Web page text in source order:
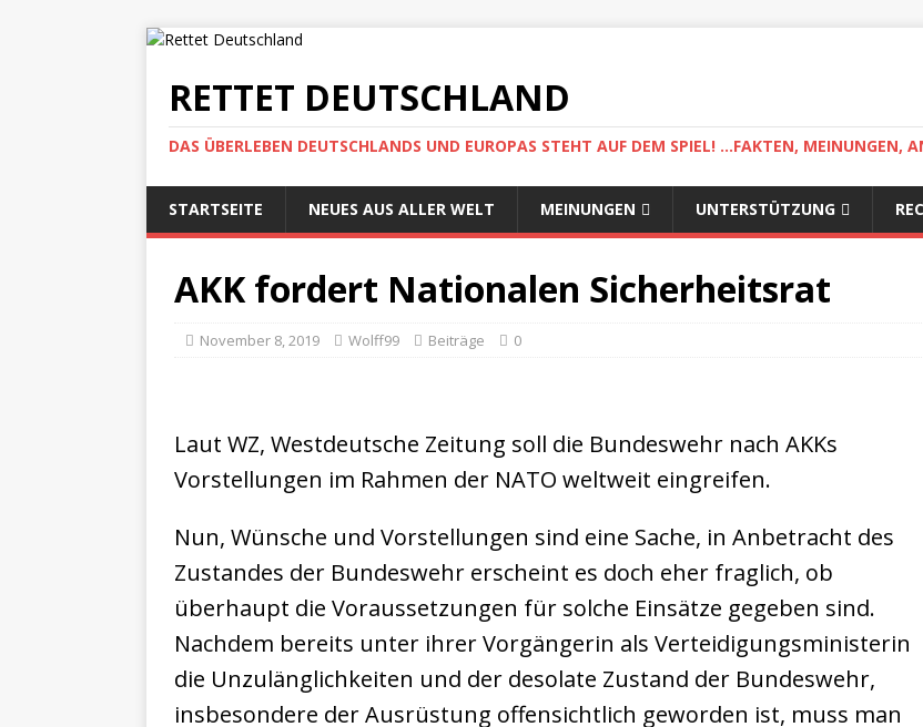
RETTET DEUTSCHLAND
DAS ÜBERLEBEN DEUTSCHLANDS UND EUROPAS STEHT AUF DEM SPIEL! ...FAKTEN, MEINUNGEN,
STARTSEITE NEUES AUS ALLER WELT MEINUNGEN UNTERSTÜTZUNG
AKK fordert Nationalen Sicherheitsrat
November 8, 2019 Wolff99 Beiträge 0
Laut WZ, Westdeutsche Zeitung soll die Bundeswehr nach AKKs
Vorstellungen im Rahmen der NATO weltweit eingreifen.
Nun, Wünsche und Vorstellungen sind eine Sache, in Anbetracht des
Zustandes der Bundeswehr erscheint es doch eher fraglich, ob
überhaupt die Voraussetzungen für solche Einsätze gegeben sind.
Nachdem bereits unter ihrer Vorgängerin als Verteidigungsministerin
die Unzulänglichkeiten und der desolate Zustand der Bundeswehr,
insbesondere der Ausrüstung offensichtlich geworden ist, muss man